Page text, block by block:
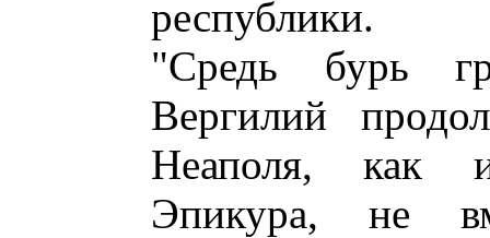
республики.
"Средь бурь
Вергилий
Неаполя, как
Эпикура, не